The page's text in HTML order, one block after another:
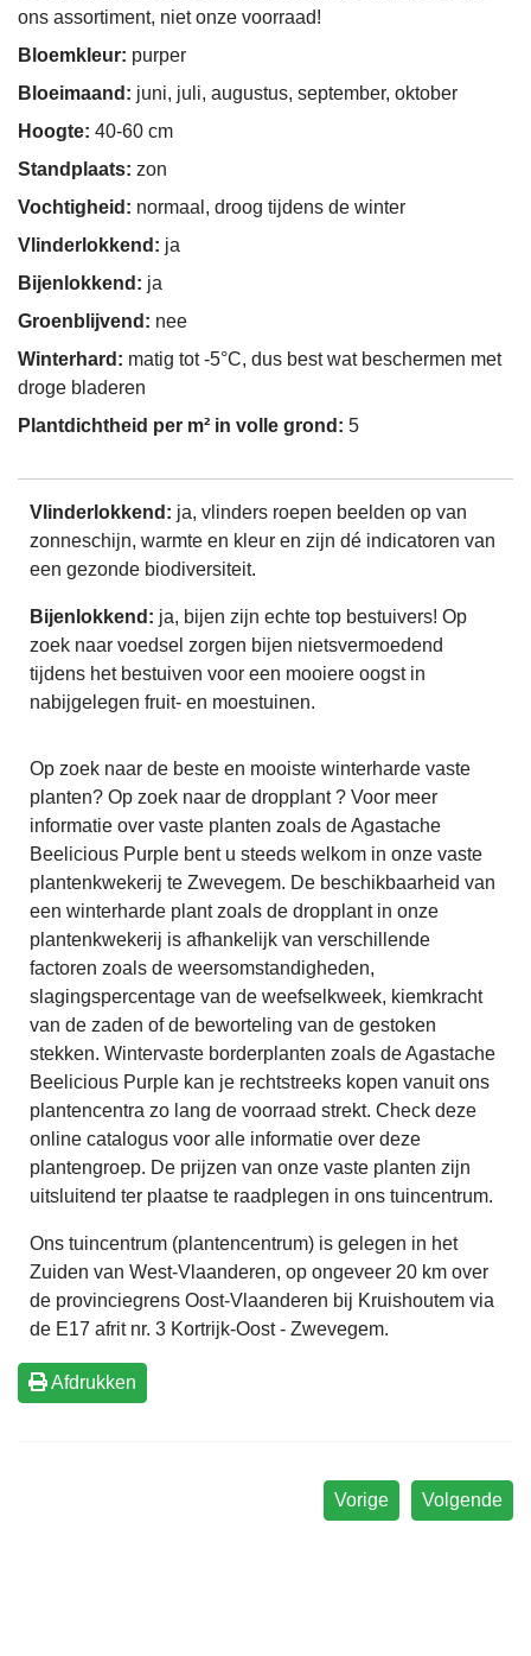
ons assortiment, niet onze voorraad!
Bloemkleur: purper
Bloeimaand: juni, juli, augustus, september, oktober
Hoogte: 40-60 cm
Standplaats: zon
Vochtigheid: normaal, droog tijdens de winter
Vlinderlokkend: ja
Bijenlokkend: ja
Groenblijvend: nee
Winterhard: matig tot -5°C, dus best wat beschermen met
droge bladeren
Plantdichtheid per m² in volle grond: 5
Vlinderlokkend: ja, vlinders roepen beelden op van
zonneschijn, warmte en kleur en zijn dé indicatoren van
een gezonde biodiversiteit.
Bijenlokkend: ja, bijen zijn echte top bestuivers! Op
zoek naar voedsel zorgen bijen nietsvermoedend
tijdens het bestuiven voor een mooiere oogst in
nabijgelegen fruit- en moestuinen.
Op zoek naar de beste en mooiste winterharde vaste
planten? Op zoek naar de dropplant ? Voor meer
informatie over vaste planten zoals de Agastache
Beelicious Purple bent u steeds welkom in onze vaste
plantenkwekerij te Zwevegem. De beschikbaarheid van
een winterharde plant zoals de dropplant in onze
plantenkwekerij is afhankelijk van verschillende
factoren zoals de weersomstandigheden,
slagingspercentage van de weefselkweek, kiemkracht
van de zaden of de beworteling van de gestoken
stekken. Wintervaste borderplanten zoals de Agastache
Beelicious Purple kan je rechtstreeks kopen vanuit ons
plantencentra zo lang de voorraad strekt. Check deze
online catalogus voor alle informatie over deze
plantengroep. De prijzen van onze vaste planten zijn
uitsluitend ter plaatse te raadplegen in ons tuincentrum.
Ons tuincentrum (plantencentrum) is gelegen in het
Zuiden van West-Vlaanderen, op ongeveer 20 km over
de provinciegrens Oost-Vlaanderen bij Kruishoutem via
de E17 afrit nr. 3 Kortrijk-Oost - Zwevegem.
Afdrukken
Volgende
Vorige